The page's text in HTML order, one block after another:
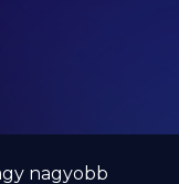
nagyobb